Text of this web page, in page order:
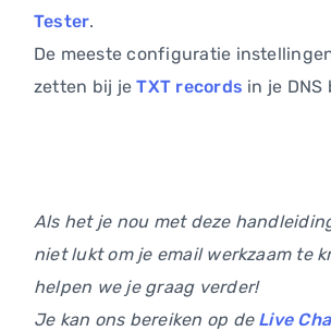
Tester.
De meeste configuratie
zetten bij jeTXT records in je DNS
Als het je nou met deze
niet lukt om je email werkzaam te
helpen we je graag verder!
Je kan ons bereiken op de Live